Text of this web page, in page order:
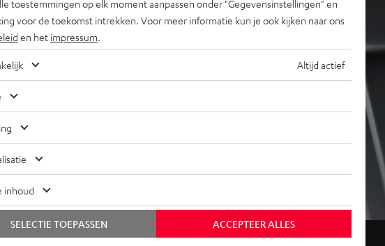
te bevestigen
voor een
toestemmingen op elk moment aanpassen onder "Gegevensinstellingen" en
voor de toekomst intrekken. Voor meer informatie kun je ook kijken naar ons
en het impressum
Altijd actief
inhoud
ACCEPTEER ALLES
SELECTIE TOEPASSEN